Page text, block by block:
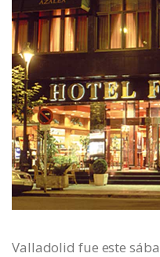
Valladolid fue este